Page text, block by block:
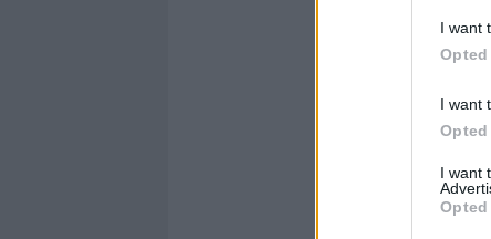
I want
Opted
I want
Opted
I want
Opted